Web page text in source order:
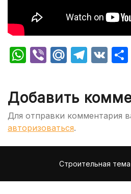
WhatsApp
ViberMail.Ru
VK
Добавить
Для отправки комментария
авторизоваться.
Строительная